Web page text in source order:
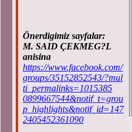
Önerdigimiz sayfalar:
M. SAID ÇEKMEG?L
anisina
https://www.facebook.com/
groups/35152852543/?mul
ti_permalinks=1015385
0899667544&notif_t=grou
p_highlights&notif_id=147
2405452361090